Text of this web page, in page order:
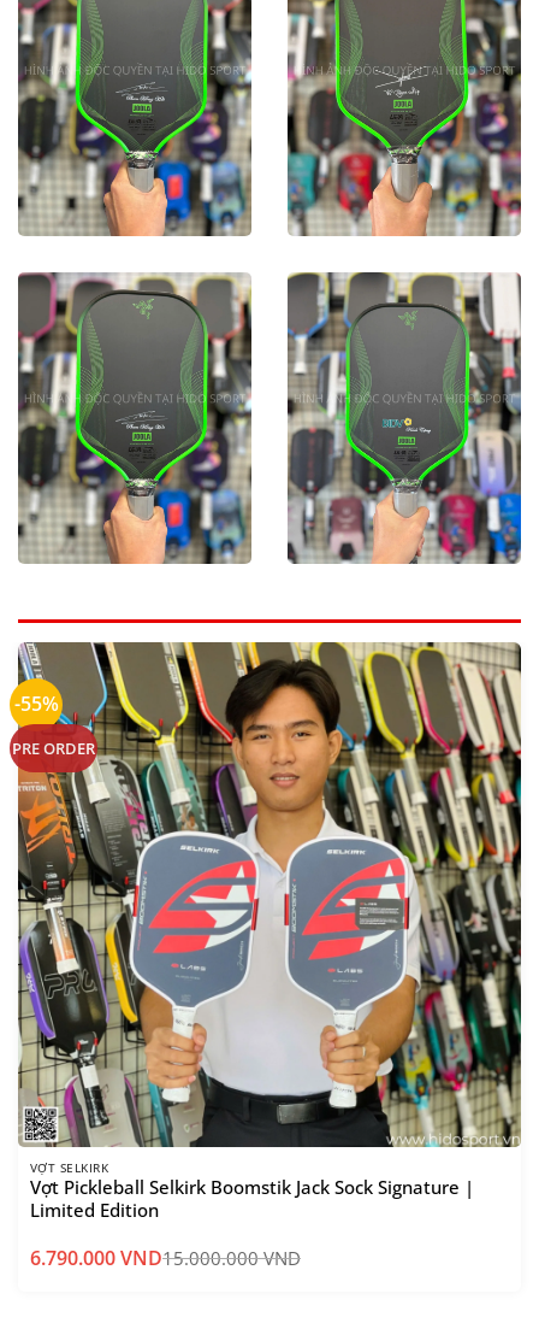
-55%
PRE ORDER
VỢT SELKIRK
Vợt Pickleball Selkirk Boomstik Jack Sock Signature |
Limited Edition
6.790.000VND15.000.000VND